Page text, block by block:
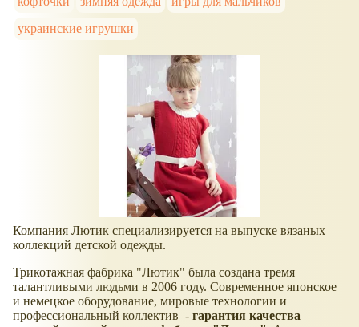
украинские игрушки
Компания Лютик специализируется на выпуске вязаных
коллекций детской одежды.
Трикотажная фабрика "Лютик" была создана тремя
талантливыми людьми в 2006 году. Современное японское
и немецкое оборудование, мировые технологии и
профессиональный коллектив - гарантия качества